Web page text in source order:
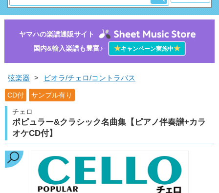
ヤマハの楽譜通販サイト
国内&輸入楽譜も豊富♪
★キャンペーン実施中★
弦楽器 > ビオラ/チェロ/コントラバス
CD付 サンプル有り
チェロ
ポピュラー&クラシック名曲集【ピアノ伴奏譜+カラ
オケCD付】